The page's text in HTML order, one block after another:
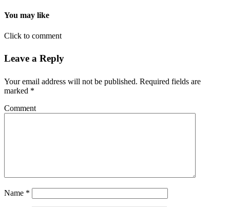
You may like
Click to comment
Leave a Reply
Your email address will not be published. Required fields are
marked *
Comment
Name *